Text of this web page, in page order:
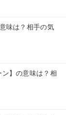
味は？相手の気
】の意味は？相